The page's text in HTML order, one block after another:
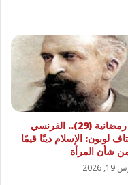
أنوار رمضانية (29).. الفرنسي
لوبون: الإسلام دينًا قيمًا
شأن المرأة
2026